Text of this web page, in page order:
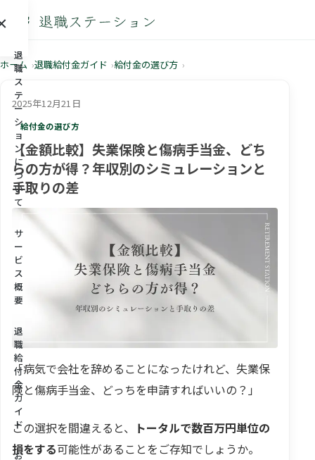
退
職
ス
テ
ー
シ
ョ
ン
に
つ
い
て
サ
ー
ビ
ス
概
要
退
職
給
付
金
ガ
イ
ド
お
ホーム 退職給付金ガイド 給付金の選び方
2025年12月21日
給付金の選び方
【金額比較】失業保険と傷病手当金、どち
らの方が得？年収別のシミュレーションと
手取りの差
「病気で会社を辞めることになったけれど、失業保
険と傷病手当金、どっちを申請すればいいの？」
この選択を間違えると、
トータルで数百万円単位の
損をする可能性があることをご存知でしょうか。